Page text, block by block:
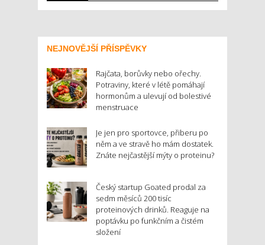
NEJNOVĚJŠÍ PŘÍSPĚVKY
Rajčata, borůvky nebo ořechy.
Potraviny, které v létě pomáhají
hormonům a ulevují od bolestivé
menstruace
Je jen pro sportovce, přiberu po
něm a ve stravě ho mám dostatek.
Znáte nejčastější mýty o proteinu?
Český startup Goated prodal za
sedm měsíců 200 tisíc
proteinových drinků. Reaguje na
poptávku po funkčním a čistém
složení